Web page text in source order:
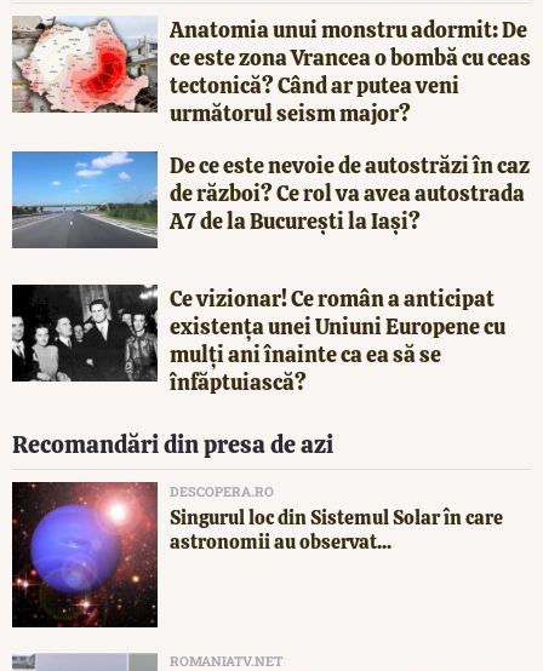
Anatomia unui monstru adormit: De
ce este zona Vrancea o bombă cu ceas
tectonică? Când ar putea veni
următorul seism major?
De ce este nevoie de autostrăzi în caz
de război? Ce rol va avea autostrada
A7 de la București la Iași?
Ce vizionar! Ce român a anticipat
existența unei Uniuni Europene cu
mulți ani înainte ca ea să se
înfăptuiască?
Recomandări din presa de azi
DESCOPERA.RO
Singurul loc din Sistemul Solar în care
astronomii au observat...
ROMANIATV.NET